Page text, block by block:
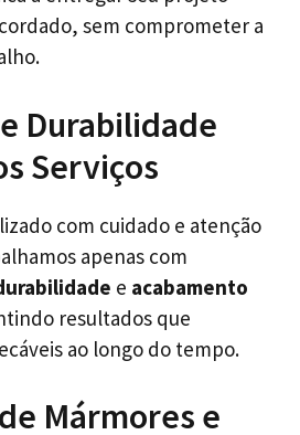
sem comprometer a
Durabilidade
Serviços
com cuidado e atenção
apenas com
e acabamento
resultados que
ao longo do tempo.
Mármores e